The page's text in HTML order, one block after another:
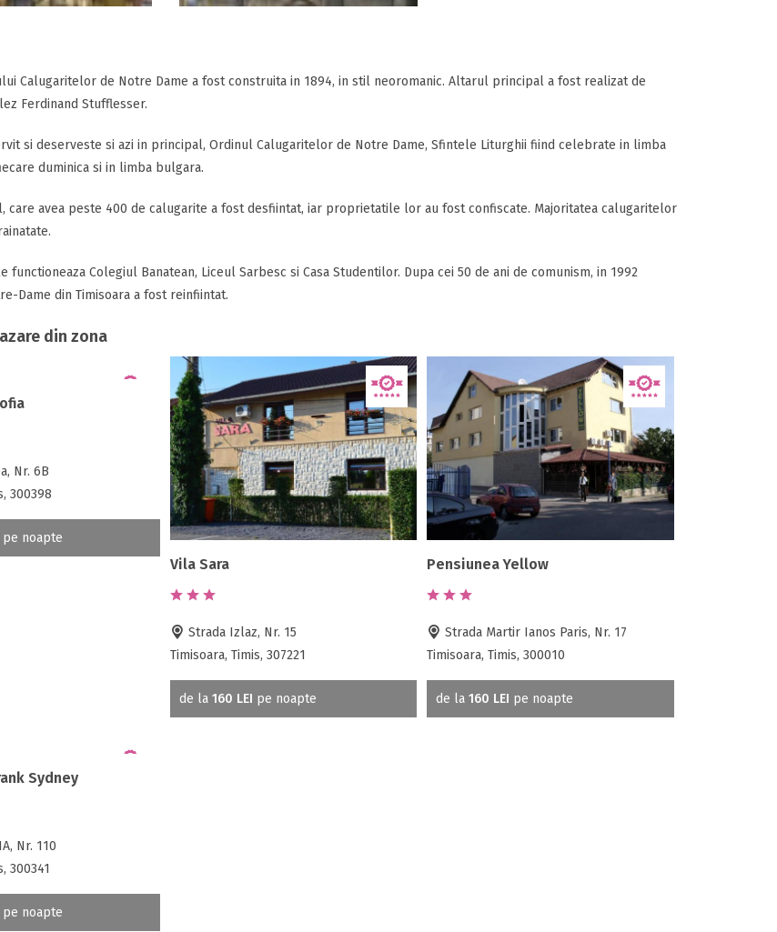
Calugaritelor de Notre Dame a fost construita in 1894, in stil neoromanic. Altarul principal a fost realizat de
Ferdinand Stufflesser.
si deserveste si azi in principal, Ordinul Calugaritelor de Notre Dame, Sfintele Liturghii fiind celebrate in limba
duminica si in limba bulgara.
care avea peste 400 de calugarite a fost desfiintat, iar proprietatile lor au fost confiscate. Majoritatea calugaritelor
functioneaza Colegiul Banatean, Liceul Sarbesc si Casa Studentilor. Dupa cei 50 de ani de comunism, in 1992
Dame din Timisoara a fost reinfiintat.
din zona
Nr. 6B
300398
pe noapte
Vila Sara
Strada Izlaz, Nr. 15
Timisoara, Timis, 307221
de la 160 LEI pe noapte
Pensiunea Yellow
Strada Martir Ianos Paris, Nr. 17
Timisoara, Timis, 300010
de la160 LEI pe noapte
Sydney
Nr. 110
300341
pe noapte